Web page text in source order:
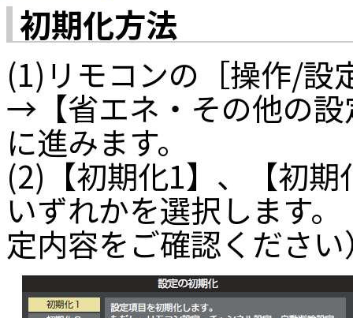
初期化方法
(1)リモコンの［操作/設
→【省エネ・その他の
に進みます。
(2)【初期化1】、【初
いずれかを選択します
定内容をご確認くださ